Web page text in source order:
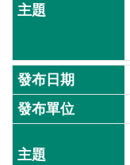
政
政
府
網
資